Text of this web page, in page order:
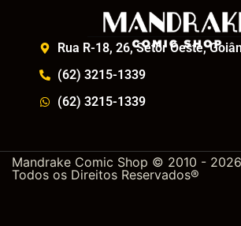
Rua R-18, 26, Setor Oeste,
(62) 3215-1339
(62) 3215-1339
Mandrake Comic Shop © 2010 - 2026
Todos os Direitos Reservados®